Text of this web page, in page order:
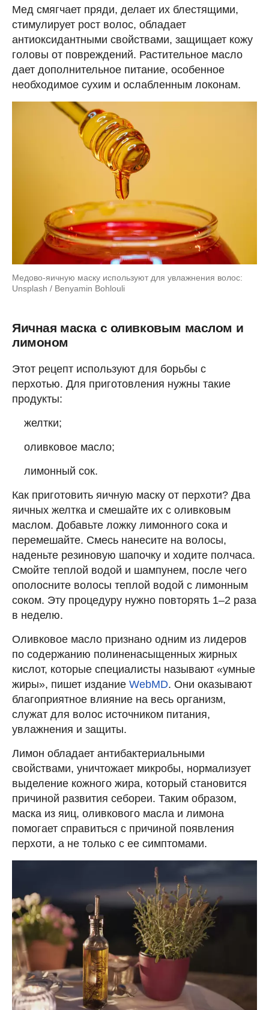
Мед смягчает пряди, делает их блестящими,
стимулирует рост волос, обладает
антиоксидантными свойствами, защищает кожу
головы от повреждений. Растительное масло
дает дополнительное питание, особенное
необходимое сухим и ослабленным локонам.
Медово-яичную маску используют для увлажнения волос:
Unsplash / Benyamin Bohlouli
Яичная маска с оливковым маслом и
лимоном
Этот рецепт используют для борьбы с
перхотью. Для приготовления нужны такие
продукты:
желтки;
оливковое масло;
лимонный сок.
Как приготовить яичную маску от перхоти? Два
яичных желтка и смешайте их с оливковым
маслом. Добавьте ложку лимонного сока и
перемешайте. Смесь нанесите на волосы,
наденьте резиновую шапочку и ходите полчаса.
Смойте теплой водой и шампунем, после чего
ополосните волосы теплой водой с лимонным
соком. Эту процедуру нужно повторять 1–2 раза
в неделю.
Оливковое масло признано одним из лидеров
по содержанию полиненасыщенных жирных
кислот, которые специалисты называют «умные
жиры», пишет издание WebMD. Они оказывают
благоприятное влияние на весь организм,
служат для волос источником питания,
увлажнения и защиты.
Лимон обладает антибактериальными
свойствами, уничтожает микробы, нормализует
выделение кожного жира, который становится
причиной развития себореи. Таким образом,
маска из яиц, оливкового масла и лимона
помогает справиться с причиной появления
перхоти, а не только с ее симптомами.